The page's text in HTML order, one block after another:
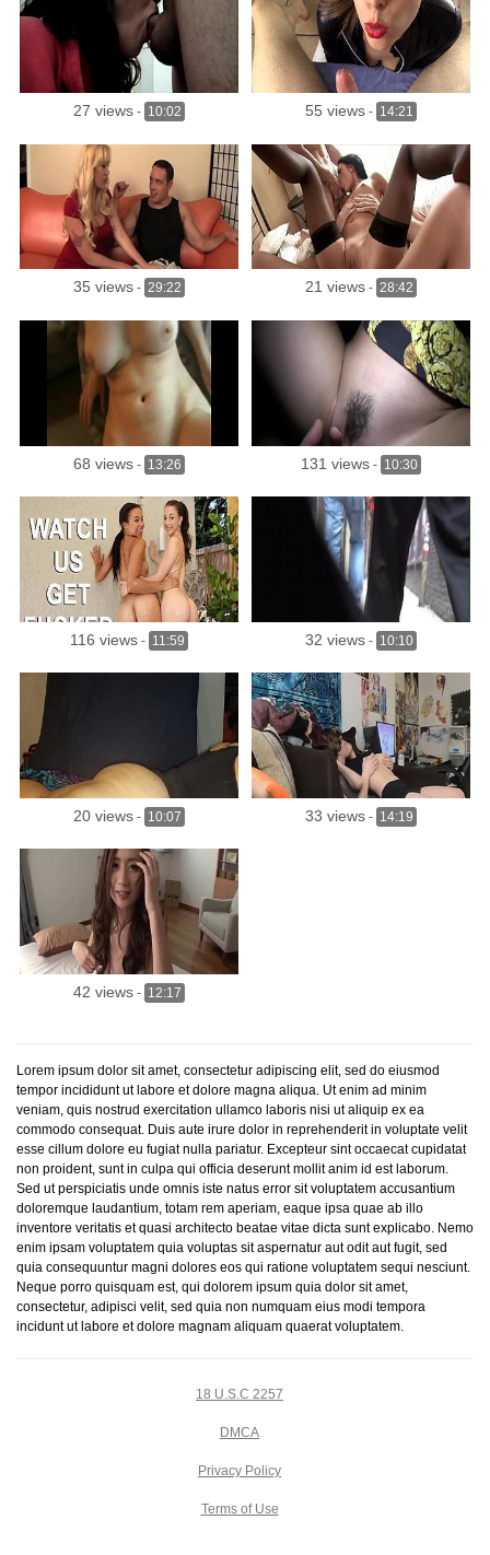
27 views - 10:02 55 views - 14:21
35 views - 29:22 21 views - 28:42
68 views - 13:26 131 views - 10:30
116 views - 11:59 32 views - 10:10
20 views - 10:07 33 views - 14:19
42 views - 12:17
Lorem ipsum dolor sit amet, consectetur adipiscing elit, sed do eiusmod
tempor incididunt ut labore et dolore magna aliqua. Ut enim ad minim
veniam, quis nostrud exercitation ullamco laboris nisi ut aliquip ex ea
commodo consequat. Duis aute irure dolor in reprehenderit in voluptate velit
esse cillum dolore eu fugiat nulla pariatur. Excepteur sint occaecat cupidatat
non proident, sunt in culpa qui officia deserunt mollit anim id est laborum.
Sed ut perspiciatis unde omnis iste natus error sit voluptatem accusantium
doloremque laudantium, totam rem aperiam, eaque ipsa quae ab illo
inventore veritatis et quasi architecto beatae vitae dicta sunt explicabo. Nemo
enim ipsam voluptatem quia voluptas sit aspernatur aut odit aut fugit, sed
quia consequuntur magni dolores eos qui ratione voluptatem sequi nesciunt.
Neque porro quisquam est, qui dolorem ipsum quia dolor sit amet,
consectetur, adipisci velit, sed quia non numquam eius modi tempora
incidunt ut labore et dolore magnam aliquam quaerat voluptatem.
18 U.S.C 2257
DMCA
Privacy Policy
Terms of Use